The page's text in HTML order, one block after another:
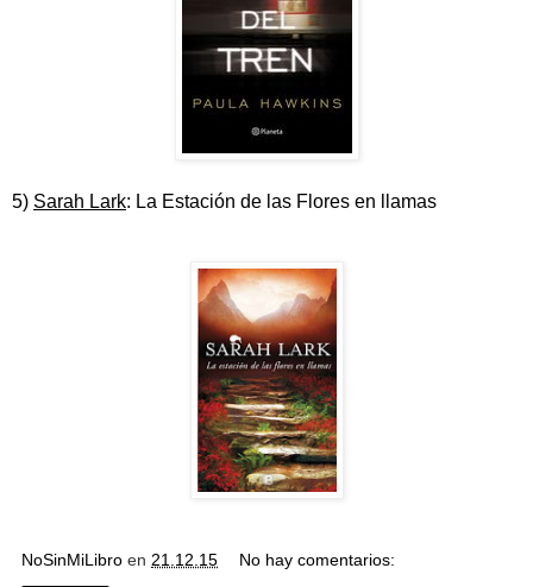
5) Sarah Lark: La Estación de las Flores en llamas
NoSinMiLibro en 21.12.15 No hay comentarios: